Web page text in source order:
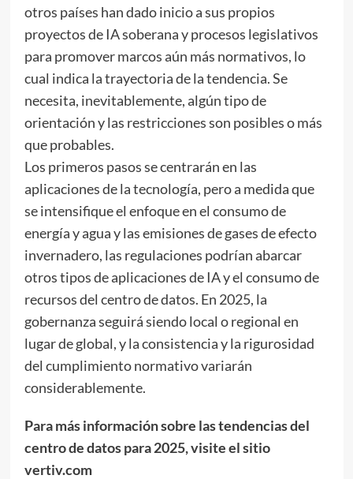
otros países han dado inicio a sus propios
proyectos de IA soberana y procesos legislativos
para promover marcos aún más normativos, lo
cual indica la trayectoria de la tendencia. Se
necesita, inevitablemente, algún tipo de
orientación y las restricciones son posibles o más
que probables.
Los primeros pasos se centrarán en las
aplicaciones de la tecnología, pero a medida que
se intensifique el enfoque en el consumo de
energía y agua y las emisiones de gases de efecto
invernadero, las regulaciones podrían abarcar
otros tipos de aplicaciones de IA y el consumo de
recursos del centro de datos. En 2025, la
gobernanza seguirá siendo local o regional en
lugar de global, y la consistencia y la rigurosidad
del cumplimiento normativo variarán
considerablemente.
Para más información sobre las tendencias del
centro de datos para 2025, visite el sitio
vertiv.com